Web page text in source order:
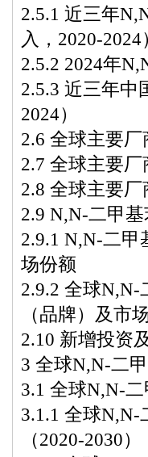
2.5.1 近三年
入，2020-2024
2.5.2 2024年
2.5.3 近三年中
2024）
2.6 全球主要
2.7 全球主要
2.8 全球主要
2.9 N,N-二甲
2.9.1 N,N-二甲
场份额
2.9.2 全球
（品牌）及市
2.10 新增投资
3 全球N,N-二
3.1 全球N,N-
3.1.1 全球
（2020-2030）